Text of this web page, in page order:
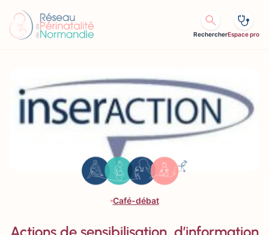
RechercherEspace pro
Café-débat